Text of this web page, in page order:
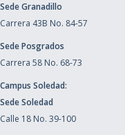
Sede Granadillo
Carrera 43B No. 84-57
Sede Posgrados
Carrera 58 No. 68-73
Campus Soledad:
Sede Soledad
Calle 18 No. 39-100